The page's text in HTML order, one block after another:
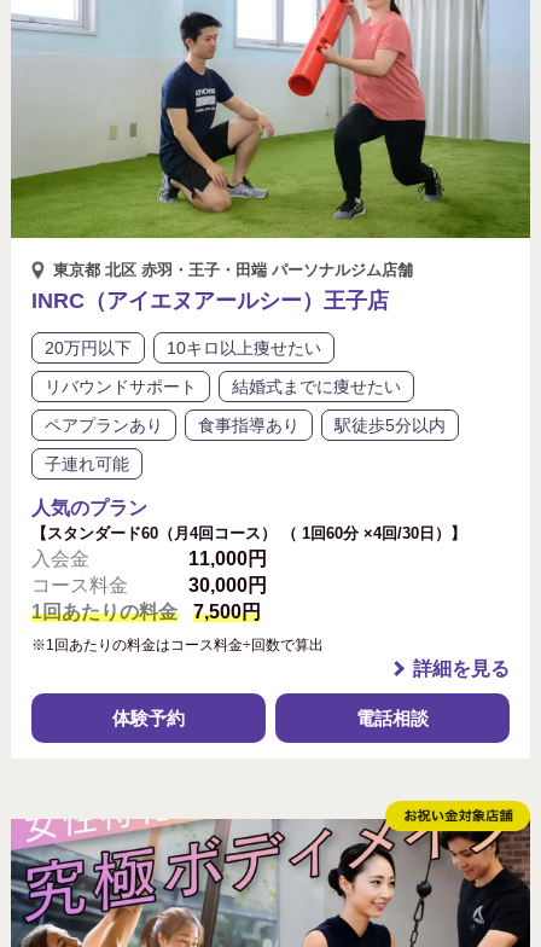
東京都 北区 赤羽・王子・田端 パーソナルジム店舗
INRC（アイエヌアールシー）王子店
20万円以下
10キロ以上痩せたい
リバウンドサポート
結婚式までに痩せたい
ペアプランあり
食事指導あり
駅徒歩5分以内
子連れ可能
人気のプラン
【スタンダード60（月4回コース） （ 1回60分 ×4回/30日）】
入会金
11,000円
コース料金
30,000円
1回あたりの料金
7,500円
※1回あたりの料金はコース料金÷回数で算出
詳細を見る
体験予約 電話相談